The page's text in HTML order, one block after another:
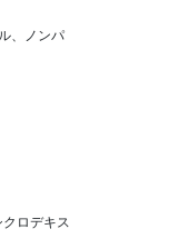
、ノンパ
ロデキス